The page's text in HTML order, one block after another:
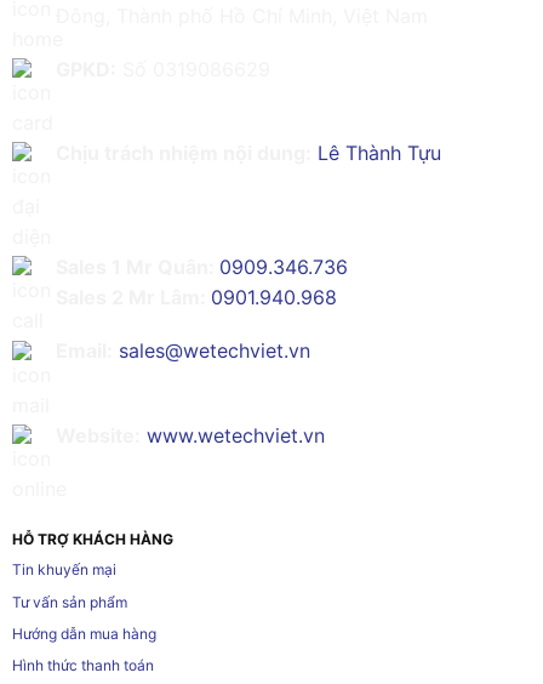
Lê Thành Tựu
0909.346.736
0901.940.968
sales@wetechviet.vn
www.wetechviet.vn
HỖ TRỢ KHÁCH HÀNG
Tin khuyến mại
Tư vấn sản phẩm
Hướng dẫn mua hàng
Hình thức thanh toán